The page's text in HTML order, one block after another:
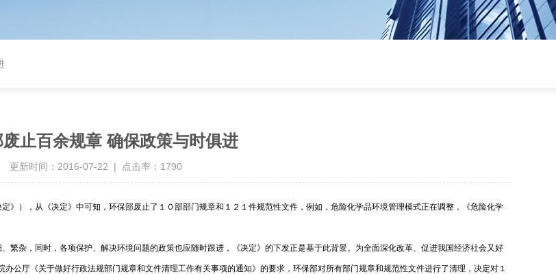
止百余规章 确保政策与时俱进
更新时间：2016-07-22 | 点击率：1790
》），从《决定》中可知，环保部废止了１０部部门规章和１２１件规范性文件，例如，危险化学品环境管理模式正在调整，《危险化学
繁杂，同时，各项保护、解决环境问题的政策也应随时跟进，《决定》的下发正是基于此背景。为全面深化改革、促进我国经济社会又好
公厅《关于做好行政法规部门规章和文件清理工作有关事项的通知》的要求，环保部对所有部门规章和规范性文件进行了清理，决定对１